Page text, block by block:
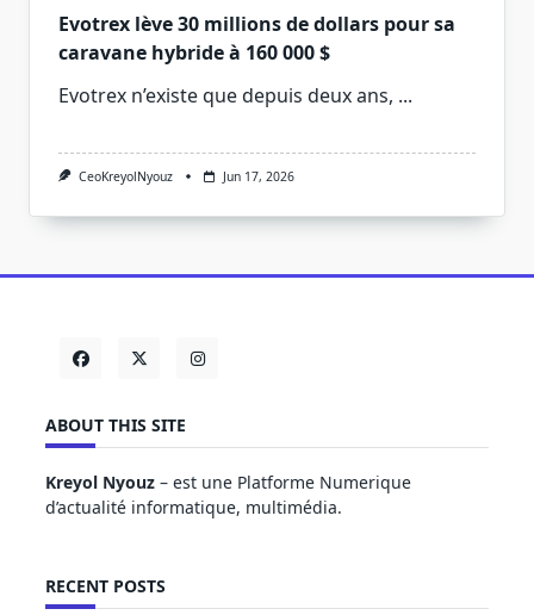
Evotrex lève 30 millions de dollars pour sa
caravane hybride à 160 000 $
Evotrex n’existe que depuis deux ans, ...
CeoKreyolNyouz Jun 17, 2026
ABOUT THIS SITE
Kreyol Nyouz – est une Platforme Numerique
d’actualité informatique, multimédia.
RECENT POSTS